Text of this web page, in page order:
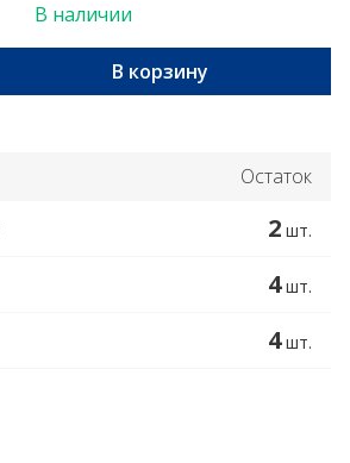
В наличии
В корзину
Остаток
2 шт.
4шт.
4шт.